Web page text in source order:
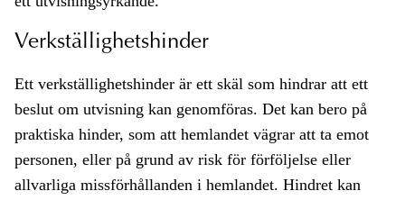
Verkställighetshinder
Ett verkställighetshinder är ett skäl som hindrar att ett
beslut om utvisning kan genomföras. Det kan bero på
praktiska hinder, som att hemlandet vägrar att ta emot
personen, eller på grund av risk för förföljelse eller
allvarliga missförhållanden i hemlandet. Hindret kan